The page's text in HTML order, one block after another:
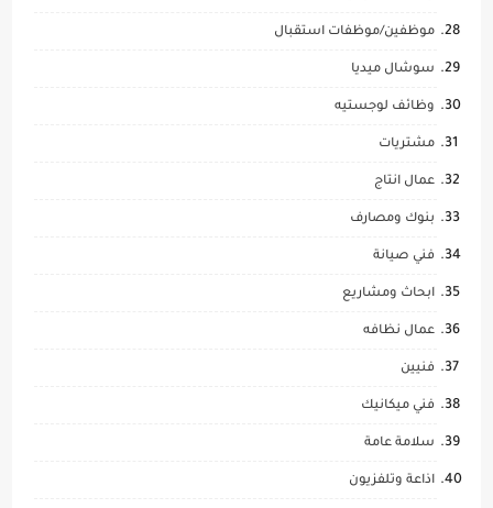
موظفين/موظفات استقبال
سوشال ميديا
وظائف لوجستيه
مشتريات
عمال انتاج
بنوك ومصارف
فني صيانة
ابحاث ومشاريع
عمال نظافه
فنيين
فني ميكانيك
سلامة عامة
اذاعة وتلفزيون